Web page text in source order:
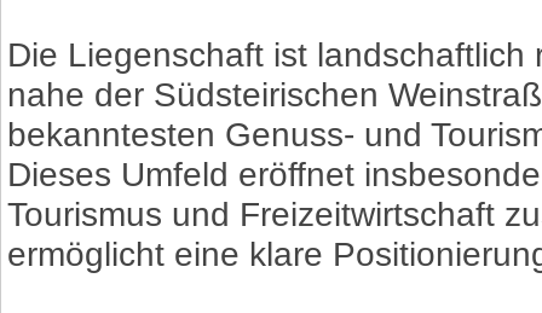
Die Liegenschaft ist
nahe der Südsteirischen
bekanntesten Genuss- und
Dieses Umfeld eröffnet
Tourismus und Freizeitwirtschaft
ermöglicht eine klare